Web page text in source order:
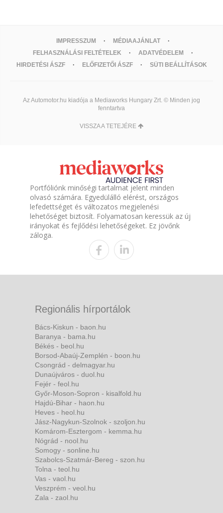
IMPRESSZUM
MÉDIAAJÁNLAT
FELHASZNÁLÁSI FELTÉTELEK
ADATVÉDELEM
HIRDETÉSI ÁSZF
ELŐFIZETŐI ÁSZF SÜTI BEÁLLÍTÁSOK
Az Automotor.hu kiadója a Mediaworks Hungary Zrt. © Minden jog
fenntartva
VISSZA A TETEJÉRE
Portfóliónk minőségi tartalmat jelent minden
olvasó számára. Egyedülálló elérést, országos
lefedettséget és változatos megjelenési
lehetőséget biztosít. Folyamatosan keressük az új
irányokat és fejlődési lehetőségeket. Ez jövőnk
záloga.
Regionális hírportálok
Bács-Kiskun - baon.hu
Baranya - bama.hu
Békés - beol.hu
Borsod-Abaúj-Zemplén - boon.hu
Csongrád - delmagyar.hu
Dunaújváros - duol.hu
Fejér - feol.hu
Győr-Moson-Sopron - kisalfold.hu
Hajdú-Bihar - haon.hu
Heves - heol.hu
Jász-Nagykun-Szolnok - szoljon.hu
Komárom-Esztergom - kemma.hu
Nógrád - nool.hu
Somogy - sonline.hu
Szabolcs-Szatmár-Bereg - szon.hu
Tolna - teol.hu
Vas - vaol.hu
Veszprém - veol.hu
Zala - zaol.hu